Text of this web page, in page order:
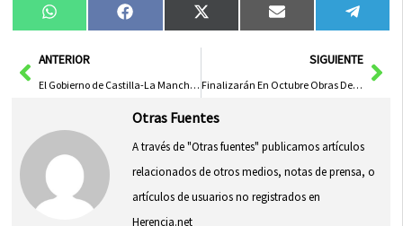
Compartir
en
WhatsAppCompartir
en
FacebookCompartir
en
X
(Twitter)
Compartir
en
Email
en
AntANTERIOR
El Gobierno de Castilla-La Mancha Refuerza las Tradiciones Populares en la Inauguración de las Fiestas de Herencia
SIGUIENTE
Finalizarán En Octubre Obras De La Terminal Intermodal Guadalajara-Marchamalo Del Port De Tarragona
Otras Fuentes
A través de "Otras fuentes" publicamos artículos
relacionados de otros medios, notas de prensa, o
artículos de usuarios no registrados en
Herencia.net